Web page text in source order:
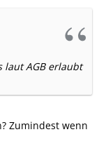
laut AGB erlaubt
Zumindest wenn